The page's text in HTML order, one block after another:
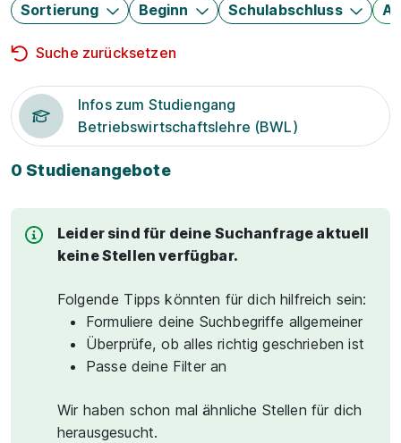
Sortierung Beginn Schulabschluss
Suche zurücksetzen
Infos zum Studiengang
Betriebswirtschaftslehre (BWL)
0 Studienangebote
Leider sind für deine Suchanfrage aktuell
keine Stellen verfügbar.
Folgende Tipps könnten für dich hilfreich sein:
Formuliere deine Suchbegriffe allgemeiner
Überprüfe, ob alles richtig geschrieben ist
Passe deine Filter an
Wir haben schon mal ähnliche Stellen für dich
herausgesucht.